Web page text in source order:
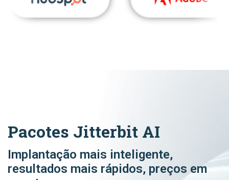
Pacotes Jitterbit AI
Implantação mais inteligente,
resultados mais rápidos, preços em